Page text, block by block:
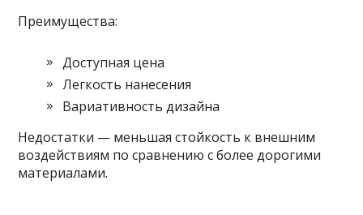
Преимущества:
Доступная цена
Легкость нанесения
Вариативность дизайна
Недостатки — меньшая стойкость к внешним
воздействиям по сравнению с более дорогими
материалами.